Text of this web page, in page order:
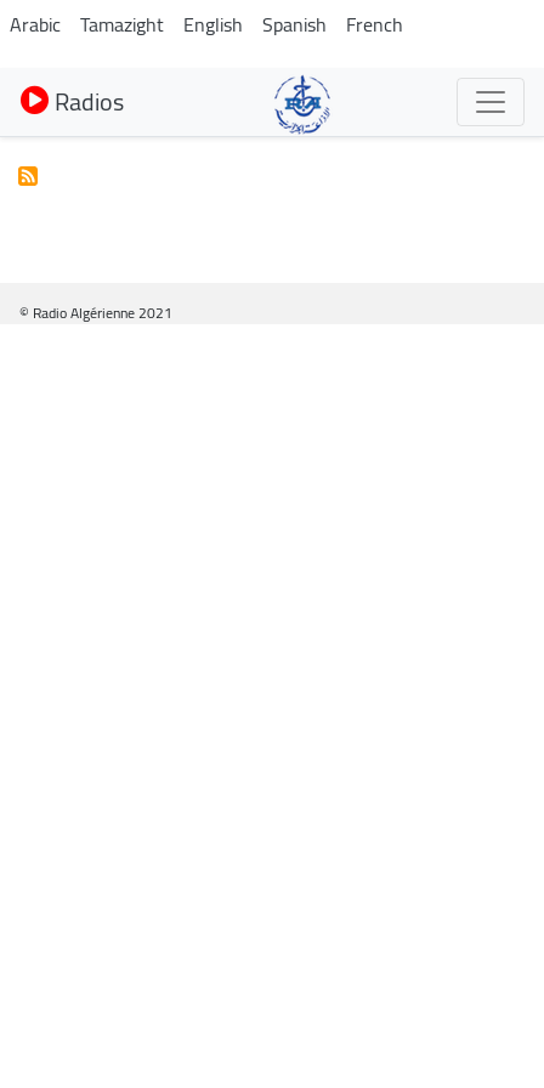
Aller
au
contenu
principal
Arabic Tamazight English Spanish French
Radios
© Radio Algérienne 2021